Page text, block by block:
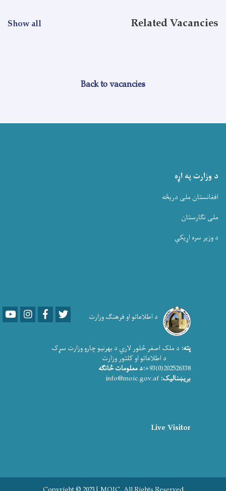
Related Vacancies
Show all
Back to vacancies
د وزارت په اړه
افغانستان ملی دریڅه
ملی نگارستان
د وزیر سره اړیکې
د اطلاعاتو او فرهنګ وزارت YoutubeLinkedInFacebook
پته: د ملک اصغر څلور لاري د بهرنیو چارو وزارت سړک
د اطلاعاتو او کلتور وزارت
202526338(0)93+
:د معلومات څانګه
بریښنالیک: info@moic.gov.af
Live Visitor